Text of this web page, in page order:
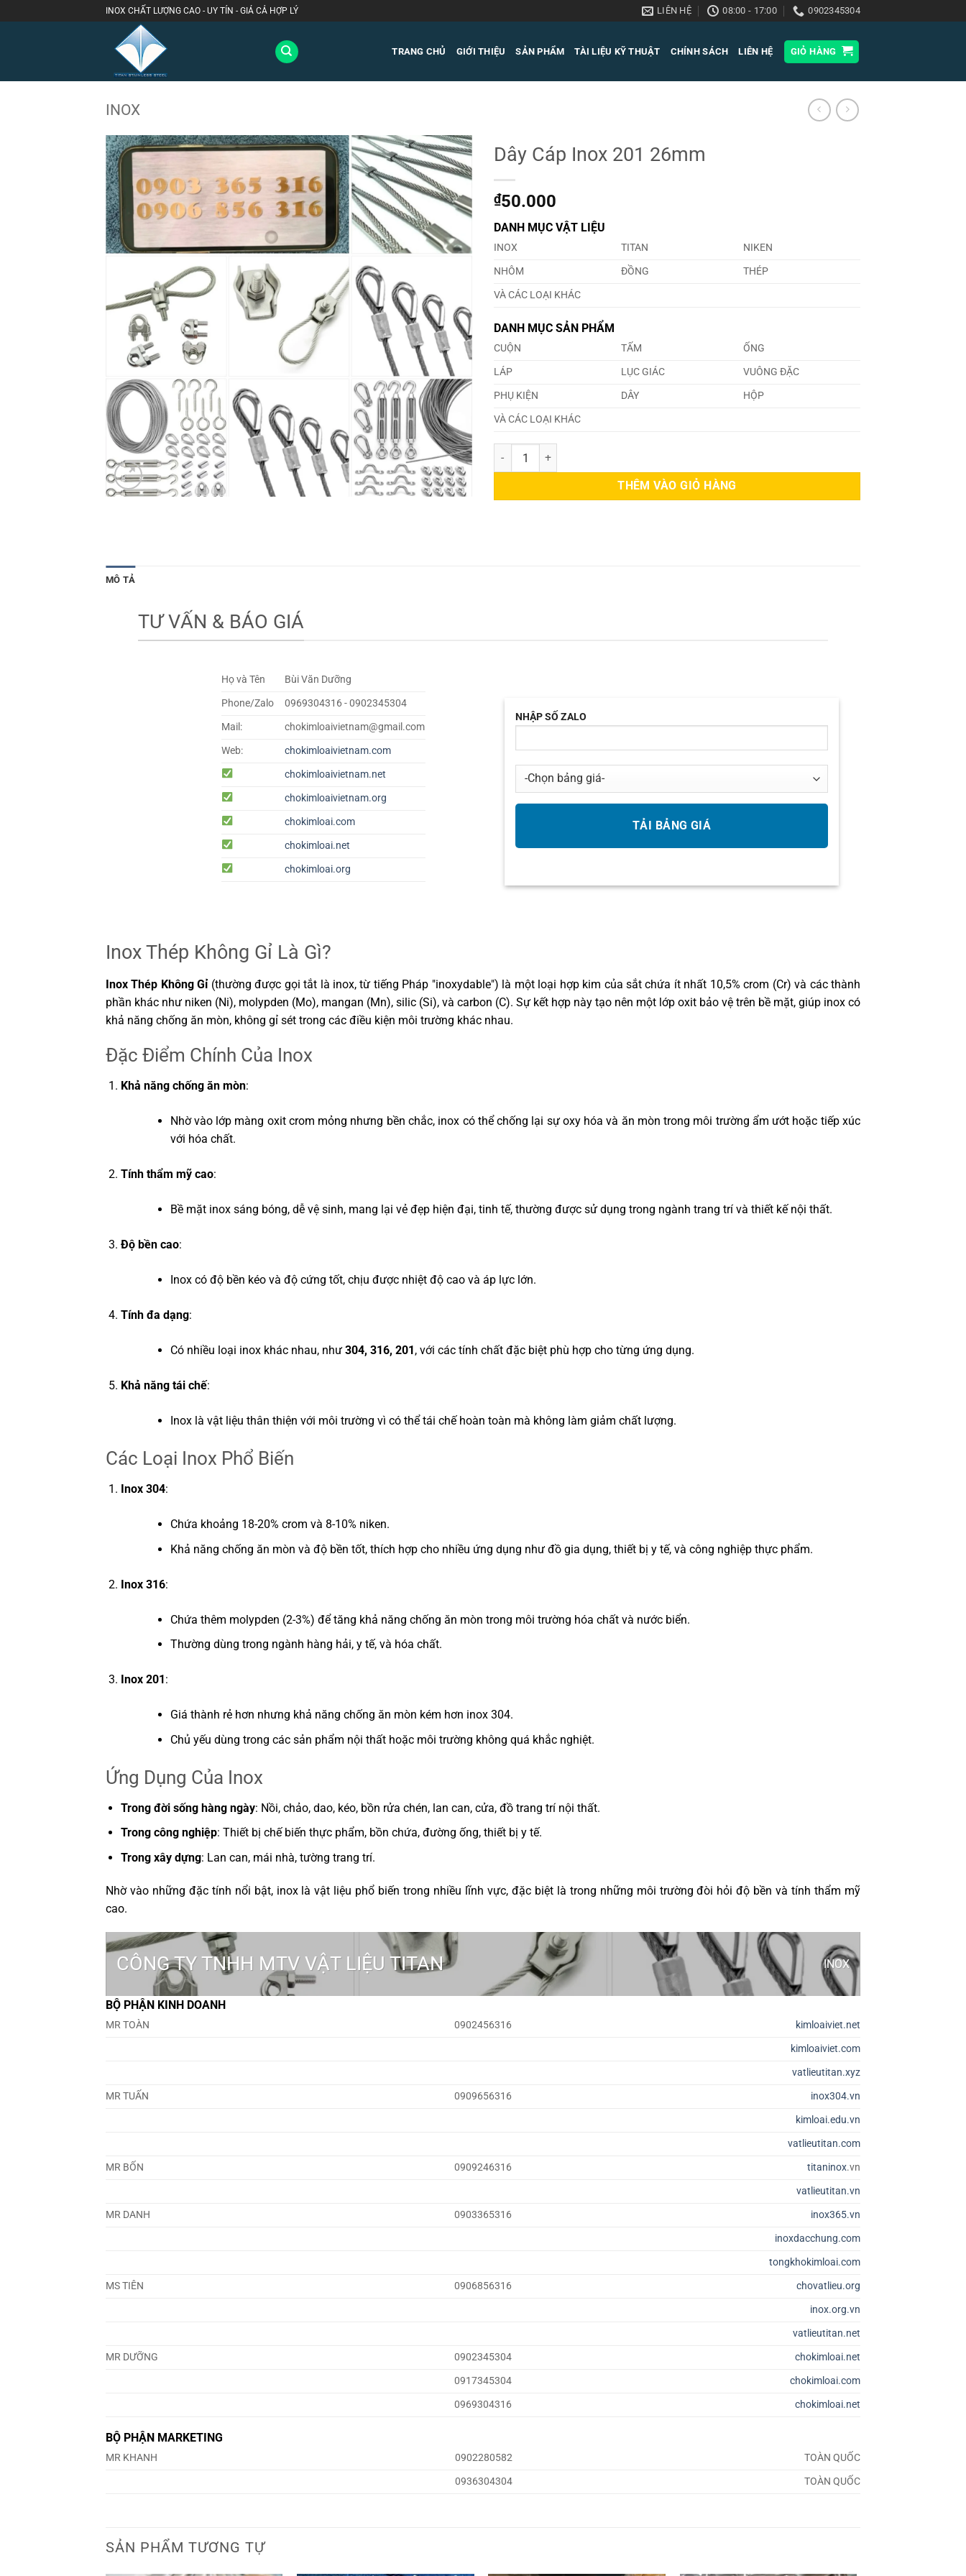
qua
INOX CHẤT LƯỢNG CAO - UY TÍN - GIÁ CẢ HỢP LÝ LIÊN HỆ 08:00 - 17:00 0902345304
TRANG CHỦ GIỚI THIỆU SẢN PHẨM TÀI LIỆU KỸ THUẬT CHÍNH SÁCH LIÊN HỆ GIỎ HÀNG
INOX
Dây Cáp Inox 201 26mm
₫50.000
DANH MỤC VẬT LIỆU
INOX TITAN
NIKEN
NHÔM
ĐỒNG
THÉP
VÀ CÁC LOẠI KHÁC
DANH MỤC SẢN PHẨM
CUỘN TẤM
ỐNG
LÁP
LỤC GIÁC
VUÔNG ĐẶC
PHỤ KIỆN
DÂY
HỘP
VÀ CÁC LOẠI KHÁC
Dây Cáp Inox 201 26mm số lượng
THÊM VÀO GIỎ HÀNG
MÔ TẢ
TƯ VẤN & BÁO GIÁ
Họ và Tên
Bùi Văn Dưỡng
Phone/Zalo
0969304316 - 0902345304
Mail:
chokimloaivietnam@gmail.com
Web:
chokimloaivietnam.com
chokimloaivietnam.net
chokimloaivietnam.org
chokimloai.com
chokimloai.net
chokimloai.org
NHẬP SỐ ZALO
Inox Thép Không Gỉ Là Gì?
Inox Thép Không Gỉ(thường được gọi tắt là inox, từ tiếng Pháp "inoxydable") là một loại hợp kim của sắt chứa ít nhất 10,5% crom (Cr) và các thành
phần khác như niken (Ni), molypden (Mo), mangan (Mn), silic (Si), và carbon (C). Sự kết hợp này tạo nên một lớp oxit bảo vệ trên bề mặt, giúp inox có
khả năng chống ăn mòn, không gỉ sét trong các điều kiện môi trường khác nhau.
Đặc Điểm Chính Của Inox
Khả năng chống ăn mòn:
Nhờ vào lớp màng oxit crom mỏng nhưng bền chắc, inox có thể chống lại sự oxy hóa và ăn mòn trong môi trường ẩm ướt hoặc tiếp xúc
với hóa chất.
Tính thẩm mỹ cao:
Bề mặt inox sáng bóng, dễ vệ sinh, mang lại vẻ đẹp hiện đại, tinh tế, thường được sử dụng trong ngành trang trí và thiết kế nội thất.
Độ bền cao:
Inox có độ bền kéo và độ cứng tốt, chịu được nhiệt độ cao và áp lực lớn.
Tính đa dạng:
Có nhiều loại inox khác nhau, như 304, 316, 201 , với các tính chất đặc biệt phù hợp cho từng ứng dụng.
Khả năng tái chế:
Inox là vật liệu thân thiện với môi trường vì có thể tái chế hoàn toàn mà không làm giảm chất lượng.
Các Loại Inox Phổ Biến
Inox 304:
Chứa khoảng 18-20% crom và 8-10% niken.
Khả năng chống ăn mòn và độ bền tốt, thích hợp cho nhiều ứng dụng như đồ gia dụng, thiết bị y tế, và công nghiệp thực phẩm.
Inox 316:
Chứa thêm molypden (2-3%) để tăng khả năng chống ăn mòn trong môi trường hóa chất và nước biển.
Thường dùng trong ngành hàng hải, y tế, và hóa chất.
Inox 201 :
Giá thành rẻ hơn nhưng khả năng chống ăn mòn kém hơn inox 304.
Chủ yếu dùng trong các sản phẩm nội thất hoặc môi trường không quá khắc nghiệt.
Ứng Dụng Của Inox
Trong đời sống hàng ngày: Nồi, chảo, dao, kéo, bồn rửa chén, lan can, cửa, đồ trang trí nội thất.
Trong công nghiệp: Thiết bị chế biến thực phẩm, bồn chứa, đường ống, thiết bị y tế.
Trong xây dựng: Lan can, mái nhà, tường trang trí.
Nhờ vào những đặc tính nổi bật, inox là vật liệu phổ biến trong nhiều lĩnh vực, đặc biệt là trong những môi trường đòi hỏi độ bền và tính thẩm mỹ
cao.
CÔNG TY TNHH MTV VẬT LIỆU TITAN INOX
BỘ PHẬN KINH DOANH
MR TOÀN 0902456316
kimloaiviet.net
kimloaiviet.com
vatlieutitan.xyz
MR TUẤN
0909656316
inox304.vn
kimloai.edu.vn
vatlieutitan.com
MR BỐN
0909246316 titaninox.vn
vatlieutitan.vn
MR DANH
0903365316
inox365.vn
inoxdacchung.com
tongkhokimloai.com
MS TIÊN
0906856316
chovatlieu.org
inox.org.vn
vatlieutitan.net
MR DƯỠNG
0902345304
chokimloai.net
0917345304
chokimloai.com
0969304316
chokimloai.net
BỘ PHẬN MARKETING
MR KHANH 0902280582
TOÀN QUỐC
0936304304
TOÀN QUỐC
SẢN PHẨM TƯƠNG TỰ